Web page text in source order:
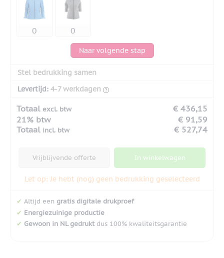
Naar volgende stap
Stel bedrukking samen
Levertijd: 4-7 werkdagen
Totaal excl. btw
€ 436,15
21% btw
€ 91,59
Totaal incl. btw € 527,74
Vrijblijvende offerte In winkelwagen
Let op: Je hebt (nog) geen bedrukking geselecteerd
✔ Altijd een gratis digitale drukproef
✔ Energiezuinige productie
✔ Gewoon in NL gedruktdus 100% kwaliteitsgarantie